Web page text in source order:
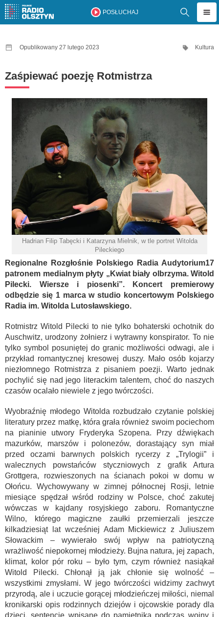
POSŁUCHAJ
Opublikowany 27 lutego 2023 Kultura
Zaśpiewać poezję Rotmistrza
Hadrian Filip Tabęcki i Katarzyna Mielnik, w tle portret Witolda
Pileckiego
Regionalne Rozgłośnie Polskiego Radia Audytorium17
patronem medialnym płyty „Kwiat biały olbrzyma. Witold
Pilecki. Wiersze i piosenki”. Koncert premierowy
odbędzie się 1 marca w studio koncertowym Polskiego
Radia im. Witolda Lutosławskiego.
Rotmistrz Witold Pilecki to nie tylko bohaterski ochotnik do
Auschwitz, urodzony żołnierz i wytrawny konspirator. To nie
tylko symbol posuniętej do granic możliwości odwagi, ale i
przykład romantycznej kresowej duszy. Mało osób kojarzy
niezłomnego Rotmistrza z pisaniem poezji. Warto jednak
pochylić się nad jego literackim talentem, choć do naszych
czasów ocalało niewiele z jego twórczości.
Wyobraźnię młodego Witolda rozbudzało czytanie polskiej
literatury przez matkę, która grała również swoim pociechom
na pianinie utwory Fryderyka Szopena. Przy dźwiękach
mazurków, marszów i polonezów, dorastający syn miał
przed oczami barwnych polskich rycerzy z „Trylogii” i
walecznych powstańców styczniowych z grafik Artura
Grottgera, rozwieszonych na ścianach pokoi w domu w
Ołońcu. Wychowywany w zimnej północnej Rosji, letnie
miesiące spędzał wśród rodziny w Polsce, choć zakutej
wówczas w kajdany rosyjskiego zaboru. Romantyczne
Wilno, którego magiczne zaułki przemierzali jeszcze
kilkadziesiąt lat wcześniej Adam Mickiewicz z Juliuszem
Słowackim – wywierało swój wpływ na patriotyczną
wrażliwość niepokornej młodzieży. Bujna natura, jej zapach,
klimat, kolor pór roku – było tym, czym również nasiąkał
Witold Pilecki. Chłonął ją jak chłonie się wolność –
wszystkimi zmysłami. W jego twórczości widzimy zachwyt
przyrodą, ale i uczucie gorącej młodzieńczej miłości, niemal
kronikarski opis rodzinnych dziejów i ojcowskie porady dla